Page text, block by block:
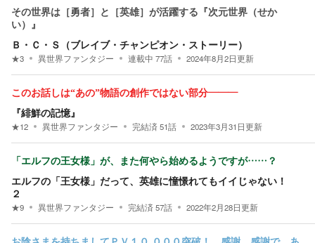
その世界は［勇者］と［英雄］が活躍する『次元世界（せか
い）』
Ｂ・Ｃ・Ｓ（ブレイブ・チャンピオン・ストーリー）
★3 異世界ファンタジー 連載中 77話 2024年8月2日更新
このお話しは“あの”物語の創作ではない部分―――
『緋鮮の記憶』
★12 異世界ファンタジー 完結済51話 2023年3月31日更新
「エルフの王女様」が、また何やら始めるようですが……？
エルフの「王女様」だって、英雄に憧憬れてもイイじゃない！
２
★9 異世界ファンタジー 完結済57話 2022年2月28日更新